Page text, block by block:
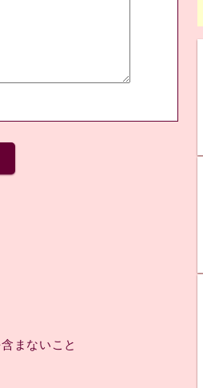
まないこと